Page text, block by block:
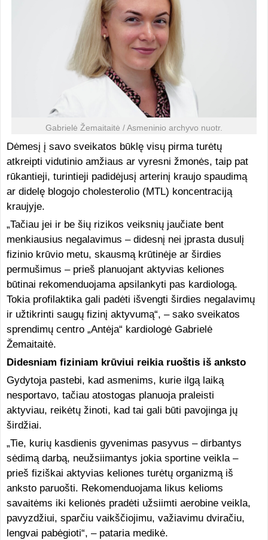
Gabrielė Žemaitaitė / Asmeninio archyvo nuotr.
Dėmesį į savo sveikatos būklę visų pirma turėtų
atkreipti vidutinio amžiaus ar vyresni žmonės, taip pat
rūkantieji, turintieji padidėjusį arterinį kraujo spaudimą
ar didelę blogojo cholesterolio (MTL) koncentraciją
kraujyje.
„Tačiau jei ir be šių rizikos veiksnių jaučiate bent
menkiausius negalavimus – didesnį nei įprasta dusulį
fizinio krūvio metu, skausmą krūtinėje ar širdies
permušimus – prieš planuojant aktyvias keliones
būtinai rekomenduojama apsilankyti pas kardiologą.
Tokia profilaktika gali padėti išvengti širdies negalavimų
ir užtikrinti saugų fizinį aktyvumą“, – sako sveikatos
sprendimų centro „Antėja“ kardiologė Gabrielė
Žemaitaitė.
Didesniam fiziniam krūviui reikia ruoštis iš anksto
Gydytoja pastebi, kad asmenims, kurie ilgą laiką
nesportavo, tačiau atostogas planuoja praleisti
aktyviau, reikėtų žinoti, kad tai gali būti pavojinga jų
širdžiai.
„Tie, kurių kasdienis gyvenimas pasyvus – dirbantys
sėdimą darbą, neužsiimantys jokia sportine veikla –
prieš fiziškai aktyvias keliones turėtų organizmą iš
anksto paruošti. Rekomenduojama likus kelioms
savaitėms iki kelionės pradėti užsiimti aerobine veikla,
pavyzdžiui, sparčiu vaikščiojimu, važiavimu dviračiu,
lengvai pabėgioti“, – pataria medikė.